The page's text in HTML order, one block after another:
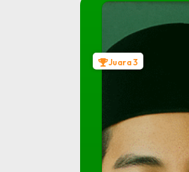
Juara 3